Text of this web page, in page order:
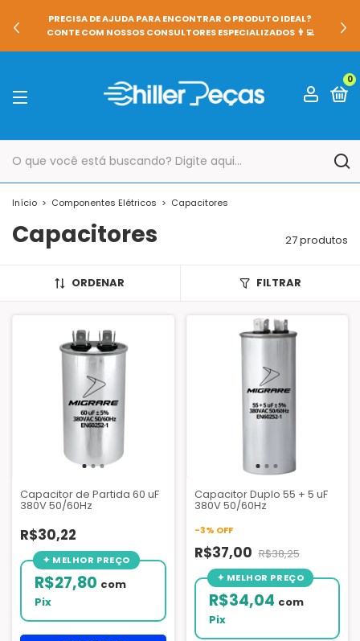
📢 AUMENTAMOS O DESCONTO NO PIX: DE 6% PARA 8%, NÃO
PERCA! É POR TEMPO LIMITADO
0
Início > Componentes Elétricos > Capacitores
Capacitores 27 produtos
ORDENAR FILTRAR
Capacitor de Partida 60 uF
380V 50/60Hz
R$30,22
R$27,80 com
Pix
Capacitor Duplo 55 + 5 uF
380V 50/60Hz
-3% OFF
R$37,00 R$38,25
R$34,04 com
Pix